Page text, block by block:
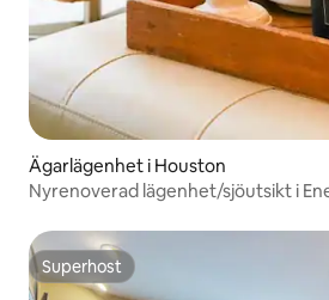
Ägarlägenhet i Houston
Nyrenoverad lägenhet/sjöutsikt i
Superhost
Superhost